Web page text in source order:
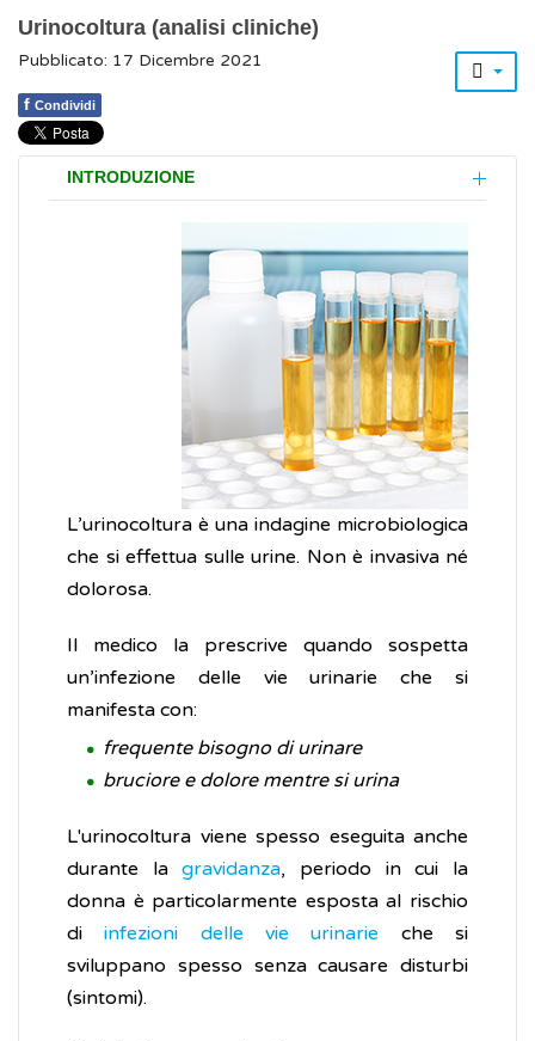
Urinocoltura (analisi cliniche)
Pubblicato: 17 Dicembre 2021
f Condividi
INTRODUZIONE
L’urinocoltura è una indagine microbiologica
che si effettua sulle urine. Non è invasiva né
dolorosa.
Il medico la prescrive quando sospetta
un’infezione delle vie urinarie che si
manifesta con:
frequente bisogno di urinare
bruciore e dolore mentre si urina
L'urinocoltura viene spesso eseguita anche
durante lagravidanza, periodo in cui la
donna è particolarmente esposta al rischio
diinfezioni delle vie urinarie che si
sviluppano spesso senza causare disturbi
(sintomi).